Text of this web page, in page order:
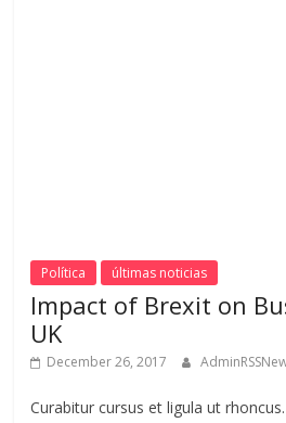
Política últimas noticias
Impact of Brexit on
UK
December 26, 2017
Curabitur cursus et ligula ut